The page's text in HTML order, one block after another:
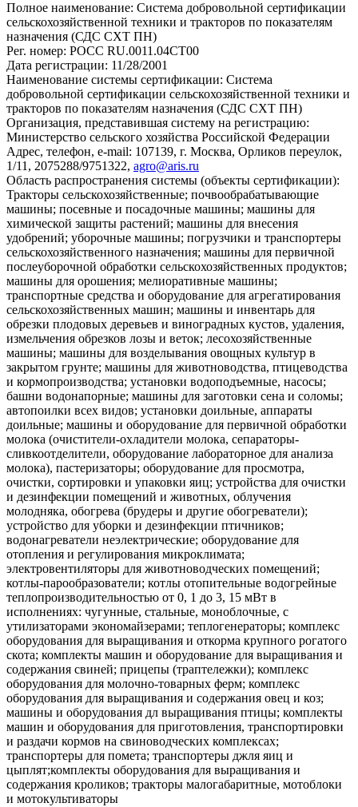
Полное наименование: Система добровольной сертификации
сельскохозяйственной техники и тракторов по показателям
назначения (СДС СХТ ПН)
Рег. номер: РОСС RU.0011.04СТ00
Дата регистрации: 11/28/2001
Наименование системы сертификации: Система
добровольной сертификации сельскохозяйственной техники и
тракторов по показателям назначения (СДС СХТ ПН)
Организация, представившая систему на регистрацию:
Министерство сельского хозяйства Российской Федерации
Адрес, телефон, e-mail: 107139, г. Москва, Орликов переулок,
1/11, 2075288/9751322, agro@aris.ru
Область распространения системы (объекты сертификации):
Тракторы сельскохозяйственные; почвообрабатывающие
машины; посевные и посадочные машины; машины для
химической защиты растений; машины для внесения
удобрений; уборочные машины; погрузчики и транспортеры
сельскохозяйственного назначения; машины для первичной
послеуборочной обработки сельскохозяйственных продуктов;
машины для орошения; мелиоративные машины;
транспортные средства и оборудование для агрегатирования
сельскохозяйственных машин; машины и инвентарь для
обрезки плодовых деревьев и виноградных кустов, удаления,
измельчения обрезков лозы и веток; лесохозяйственные
машины; машины для возделывания овощных культур в
закрытом грунте; машины для животноводства, птицеводства
и кормопроизводства; установки водоподъемные, насосы;
башни водонапорные; машины для заготовки сена и соломы;
автопоилки всех видов; установки доильные, аппараты
доильные; машины и оборудование для первичной обработки
молока (очистители-охладители молока, сепараторы-
сливкоотделители, оборудование лабораторное для анализа
молока), пастеризаторы; оборудование для просмотра,
очистки, сортировки и упаковки яиц; устройства для очистки
и дезинфекции помещений и животных, облучения
молодняка, обогрева (брудеры и другие обогреватели);
устройство для уборки и дезинфекции птичников;
водонагреватели неэлектрические; оборудование для
отопления и регулирования микроклимата;
электровентиляторы для животноводческих помещений;
котлы-парообразователи; котлы отопительные водогрейные
теплопроизводительностью от 0, 1 до 3, 15 мВт в
исполнениях: чугунные, стальные, моноблочные, с
утилизаторами экономайзерами; теплогенераторы; комплекс
оборудования для выращивания и откорма крупного рогатого
скота; комплекты машин и оборудование для выращивания и
содержания свиней; прицепы (траптележки); комплекс
оборудования для молочно-товарных ферм; комплекс
оборудования для выращивания и содержания овец и коз;
машины и оборудования дл выращивания птицы; комплекты
машин и оборудования для приготовления, транспортировки
и раздачи кормов на свиноводческих комплексах;
транспортеры для помета; транспортеры джля яиц и
цыплят;комплекты оборудования для выращивания и
содержания кроликов; тракторы малогабаритные, мотоблоки
и мотокультиваторы